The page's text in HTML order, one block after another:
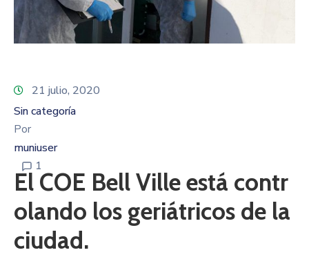
21 julio, 2020
Sin categoría
Por
muniuser
1
El COE Bell Ville está contr
olando los geriátricos de la
ciudad.